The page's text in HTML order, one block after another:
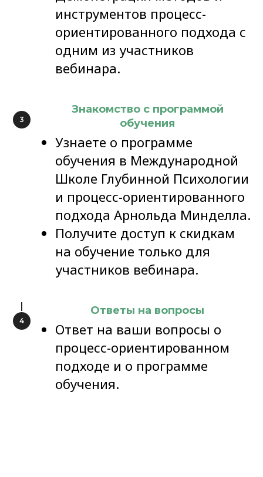
инструментов процесс-
ориентированного подхода с
одним из участников
вебинара.
Знакомство с программой
обучения
Узнаете о программе
обучения в Международной
Школе Глубинной Психологии
и процесс-ориентированного
подхода Арнольда Минделла.
Получите доступ к скидкам
на обучение только для
участников вебинара.
Ответы на вопросы
Ответ на ваши вопросы о
процесс-ориентированном
подходе и о программе
обучения.